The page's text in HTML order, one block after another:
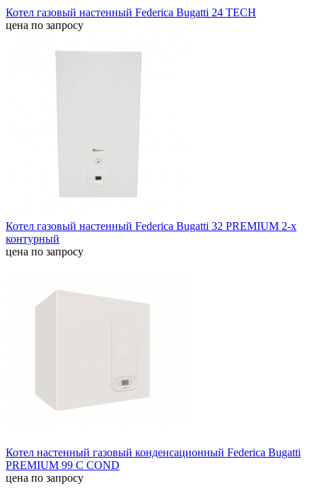
Котел газовый настенный Federica Bugatti 24 TECH
цена по запросу
Котел газовый настенный Federica Bugatti 32 PREMIUM 2-х
контурный
цена по запросу
Котел настенный газовый конденсационный Federica Bugatti
PREMIUM 99 C COND
цена по запросу